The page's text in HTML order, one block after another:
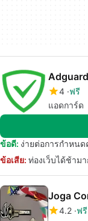
Adguard
4 ฟรี
แอดการ์ด
ข้อดี: ง่ายต่อการกำหน
ข้อเสีย: ท่องเว็บได้ช้าม
Joga
4.2 ฟรี